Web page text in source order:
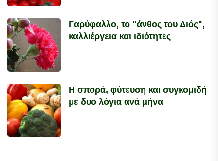
Γαρύφαλλο, το "άνθος του Διός",
καλλιέργεια και ιδιότητες
Η σπορά, φύτευση και συγκομιδή
με δυο λόγια ανά μήνα